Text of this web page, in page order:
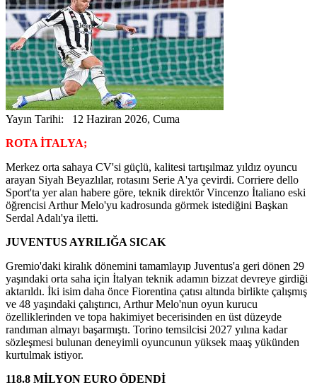
Yayın Tarihi: 12 Haziran 2026, Cuma
ROTA İTALYA;
Merkez orta sahaya CV'si güçlü, kalitesi tartışılmaz yıldız oyuncu
arayan Siyah Beyazlılar, rotasını Serie A'ya çevirdi. Corriere dello
Sport'ta yer alan habere göre, teknik direktör Vincenzo İtaliano eski
öğrencisi Arthur Melo'yu kadrosunda görmek istediğini Başkan
Serdal Adalı'ya iletti.
JUVENTUS AYRILIĞA SICAK
Gremio'daki kiralık dönemini tamamlayıp Juventus'a geri dönen 29
yaşındaki orta saha için İtalyan teknik adamın bizzat devreye girdiği
aktarıldı. İki isim daha önce Fiorentina çatısı altında birlikte çalışmış
ve 48 yaşındaki çalıştırıcı, Arthur Melo'nun oyun kurucu
özelliklerinden ve topa hakimiyet becerisinden en üst düzeyde
randıman almayı başarmıştı. Torino temsilcisi 2027 yılına kadar
sözleşmesi bulunan deneyimli oyuncunun yüksek maaş yükünden
kurtulmak istiyor.
118.8 MİLYON EURO ÖDENDİ